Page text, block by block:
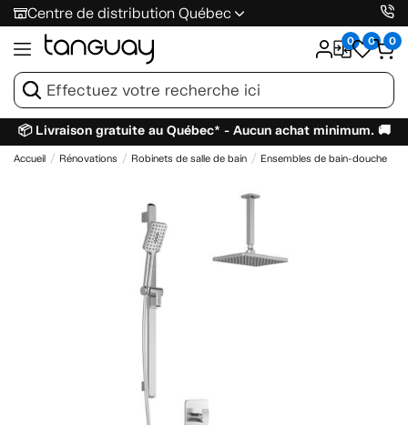
Centre de distribution Québec
0 0 0
📦 Livraison gratuite au Québec* - Aucun achat minimum. 🚚
Accueil Rénovations Robinets de salle de bain Ensembles de bain-douche